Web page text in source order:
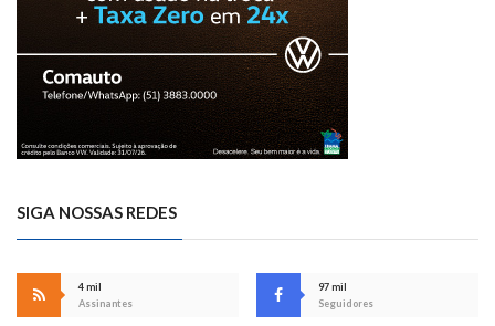
SIGA NOSSAS REDES
4 mil
Assinantes
97 mil
Seguidores